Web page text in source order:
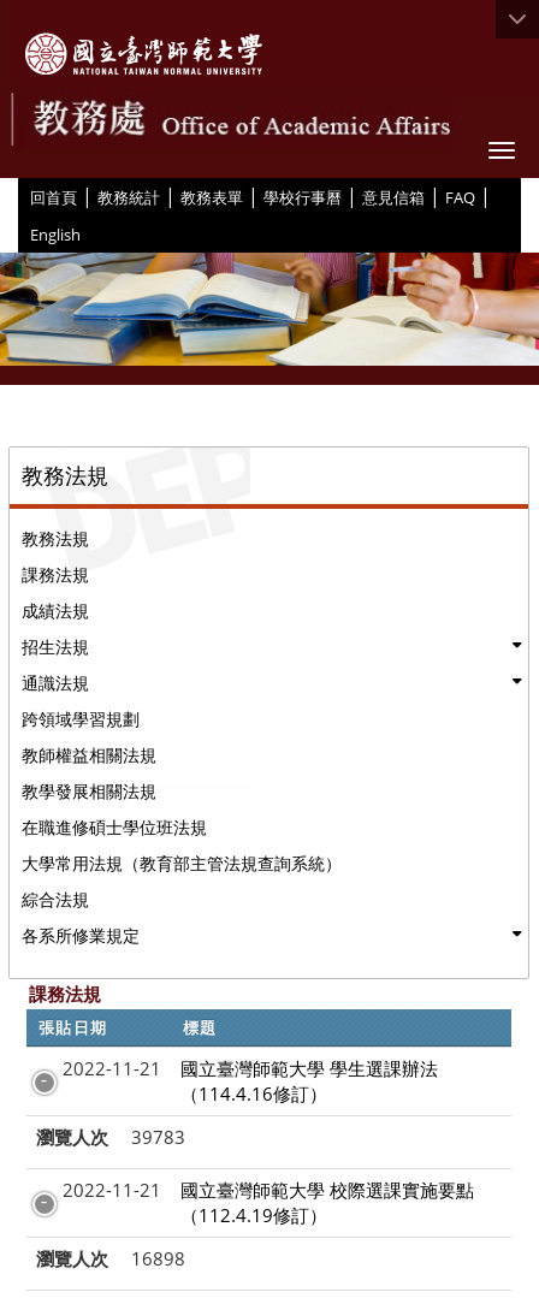
回首頁 | 教務統計 | 教務表單 | 學校行事曆 | 意見信箱 | FAQ |
English
教務法規
教務法規
課務法規
成績法規
招生法規
通識法規
跨領域學習規劃
教師權益相關法規
教學發展相關法規
在職進修碩士學位班法規
大學常用法規（教育部主管法規查詢系統）
綜合法規
各系所修業規定
課務法規
張貼日期 標題
2022-11-21
國立臺灣師範大學 學生選課辦法
（114.4.16修訂）
瀏覽人次
39783
2022-11-21
國立臺灣師範大學 校際選課實施要點
（112.4.19修訂）
瀏覽人次
16898